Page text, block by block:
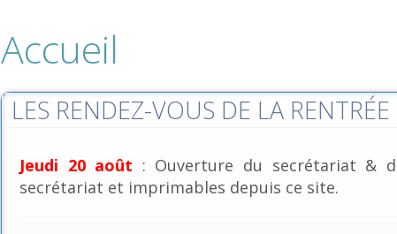
Accueil
LES RENDEZ-VOUS DE LA
Jeudi 20 août : Ouverture du secrétariat &
secrétariat et imprimables depuis ce site.